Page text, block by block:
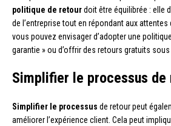
politique de retourdoit être équilibrée : elle
de l’entreprise tout en répondant aux
vous pouvez envisager d’adopter une
garantie » ou d’offrir des retours gratuits
Simplifier le processus de
Simplifier le processus de retour peut
améliorer l’expérience client. Cela peut